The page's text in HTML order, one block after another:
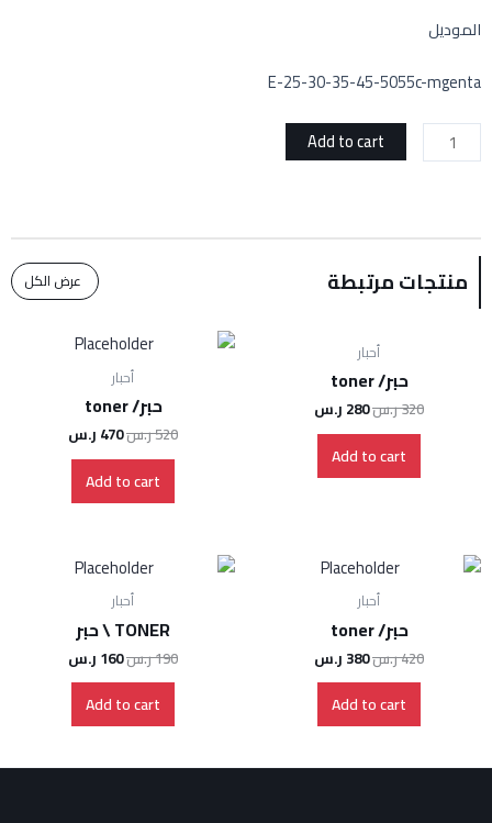
الموديل
E-25-30-35-45-5055c-mgenta
Add to cart
منتجات مرتبطة عرض الكل
أحبار
حبر/ toner
320ر.س280 ر.س
Add to cart
أحبار
حبر/ toner
520ر.س470 ر.س
Add to cart
أحبار
حبر/ toner
420ر.س380 ر.س
Add to cart
أحبار
TONER \ حبر
190ر.س160 ر.س
Add to cart